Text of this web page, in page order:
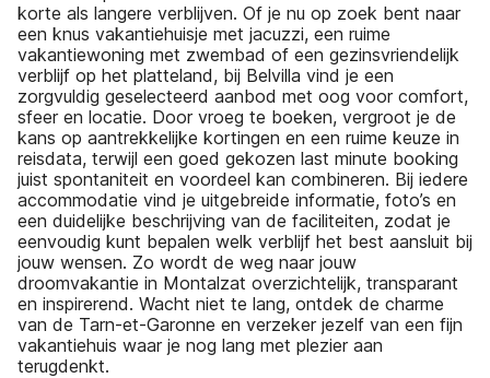
korte als langere verblijven. Of je nu op zoek bent naar
een knus vakantiehuisje met jacuzzi, een ruime
vakantiewoning met zwembad of een gezinsvriendelijk
verblijf op het platteland, bij Belvilla vind je een
zorgvuldig geselecteerd aanbod met oog voor comfort,
sfeer en locatie. Door vroeg te boeken, vergroot je de
kans op aantrekkelijke kortingen en een ruime keuze in
reisdata, terwijl een goed gekozen last minute booking
juist spontaniteit en voordeel kan combineren. Bij iedere
accommodatie vind je uitgebreide informatie, foto’s en
een duidelijke beschrijving van de faciliteiten, zodat je
eenvoudig kunt bepalen welk verblijf het best aansluit bij
jouw wensen. Zo wordt de weg naar jouw
droomvakantie in Montalzat overzichtelijk, transparant
en inspirerend. Wacht niet te lang, ontdek de charme
van de Tarn-et-Garonne en verzeker jezelf van een fijn
vakantiehuis waar je nog lang met plezier aan
terugdenkt.